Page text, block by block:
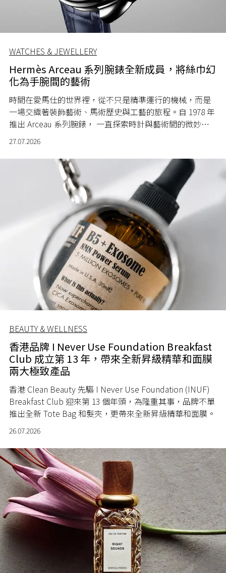
WATCHES & JEWELLERY
Hermès Arceau 系列腕錶全新成員，將絲巾幻
化為手腕間的藝術
時間在愛馬仕的世界裡，從不只是精準運行的機械，而是
一場交織著裝飾藝術、馬術歷史與工藝的旅程。自 1978 年
推出 Arceau 系列腕錶， 一直探索時計與藝術間的微妙關
27.07.2026
BEAUTY & WELLNESS
香港品牌 I Never Use Foundation Breakfast
Club 成立第 13 年，帶來全新昇級精華和面膜
兩大極致產品
香港 Clean Beauty 先驅 I Never Use Foundation (INUF)
Breakfast Club 迎來第 13 個年頭，為隆重其事，品牌不單
推出全新 Tote Bag 和髮夾，更帶來全新昇級精華和面膜。
26.07.2026